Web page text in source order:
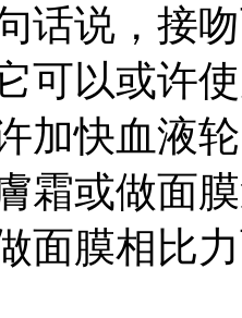
话说，接
可以或许
加快血液
霜或做面
面膜相比